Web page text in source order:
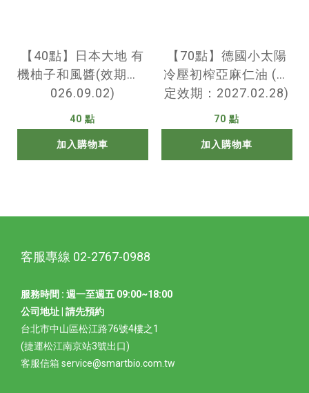
【40點】日本大地 有
機柚子和風醬(效期：2
026.09.02)
40 點
加入購物車
【70點】德國小太陽
冷壓初榨亞麻仁油 (指
定效期：2027.02.28)
70 點
加入購物車
客服專線 02-2767-0988
服務時間 : 週一至週五 09:00~18:00
公司地址 | 請先預約
台北市中山區松江路76號4樓之1
(捷運松江南京站3號出口)
客服信箱 service@smartbio.com.tw